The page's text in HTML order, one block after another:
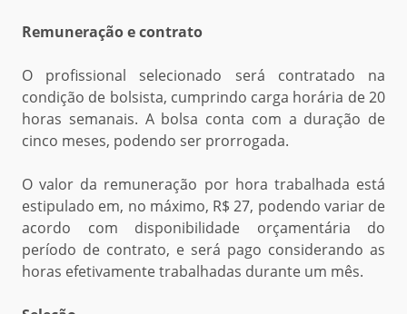
Remuneraçãoe contrato
O profissional selecionado será contratado na
condição de bolsista, cumprindo carga horária de 20
horas semanais. A bolsa conta com a duração de
cinco meses, podendo ser prorrogada.
O valor da remuneração por hora trabalhada está
estipulado em, no máximo, R$ 27, podendo variar de
acordo com disponibilidade orçamentária do
período de contrato, e será pago considerando as
horas efetivamente trabalhadas durante um mês.